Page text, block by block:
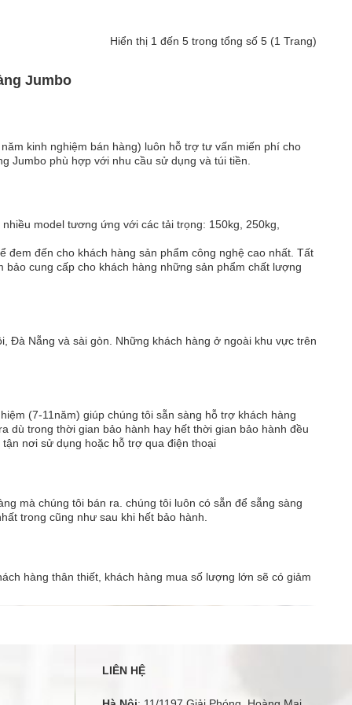
lại được nên rất gọn gàng. Phần khớp nối và bánh xe
dày được thiết kế chắc chắn. quý khách hãy nhanh gọi
thời gian.Xe đẩy hàng ADVINDEQ TL-500 - được thiết kế
Hiển thị 1 đến 5 trong tổng số 5 (1 Trang)
Jumbo
kinh nghiệm bán hàng) luôn hỗ trợ tư vấn miến phí cho
Jumbo phù hợp với nhu cầu sử dụng và túi tiền.
model tương ứng với các tải trọng: 150kg, 250kg,
đến cho khách hàng sản phẩm công nghệ cao nhất. Tất
cung cấp cho khách hàng những sản phẩm chất lượng
Đà Nẵng và sài gòn. Những khách hàng ở ngoài khu vực trên
(7-11năm) giúp chúng tôi sẵn sàng hỗ trợ khách hàng
dù trong thời gian bảo hành hay hết thời gian bảo hành đều
nơi sử dụng hoặc hỗ trợ qua điện thoại
mà chúng tôi bán ra. chúng tôi luôn có sẵn để sẵng sàng
trong cũng như sau khi hết bảo hành.
hàng thân thiết, khách hàng mua số lượng lớn sẽ có giảm
LIÊN HỆ